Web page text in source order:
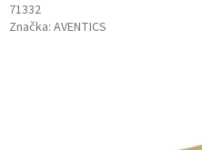
71332
Značka: AVENTICS